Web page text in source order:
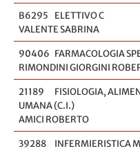
B6295
ELETTIVO C
VALENTE SABRINA
90406 FARMACOLOGIA
RIMONDINI GIORGINI
21189
FISIOLOGIA,
UMANA (C.I.)
AMICI ROBERTO
39288
INFERMIERISTICA